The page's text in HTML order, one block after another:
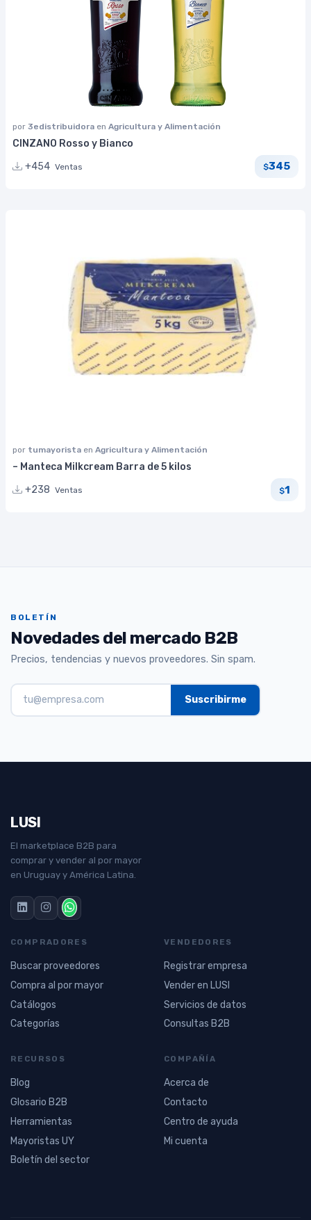
por 3edistribuidora en Agricultura y Alimentación
CINZANO Rosso y Bianco
+454 Ventas $345
por tumayorista en Agricultura y Alimentación
– Manteca Milkcream Barra de 5 kilos
+238 Ventas $1
BOLETÍN
Novedades del mercado B2B
Precios, tendencias y nuevos proveedores. Sin spam.
LUSI
El marketplace B2B para
comprar y vender al por mayor
en Uruguay y América Latina.
COMPRADORES
Buscar proveedores
Compra al por mayor
Catálogos
Categorías
VENDEDORES
Registrar empresa
Vender en LUSI
Servicios de datos
Consultas B2B
RECURSOS
Blog
Glosario B2B
Herramientas
Mayoristas UY
Boletín del sector
COMPAÑÍA
Acerca de
Contacto
Centro de ayuda
Mi cuenta